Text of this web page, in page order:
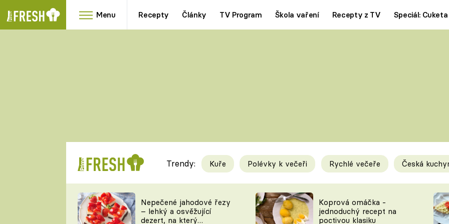
Menu Recepty Články TV Program Škola vaření Recepty z TV Speciál: Cuketa
RYCHLOVKY
Videorecepty
TEĎ VAŘÍ ŠÉF!
Tipy a triky
KAM ZA JÍDLEM
Trendy: Kuře Polévky k večeři Rychlé večeře Česká
Nepečené jahodové řezy
– lehký a osvěžující
dezert, na který
Koprová omáčka -
jednoduchý recept na
poctivou klasiku